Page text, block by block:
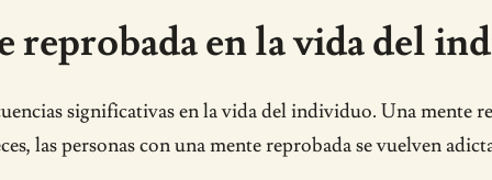
reprobada en la vida del
significativas en la vida del individuo. Una mente
las personas con una mente reprobada se vuelven